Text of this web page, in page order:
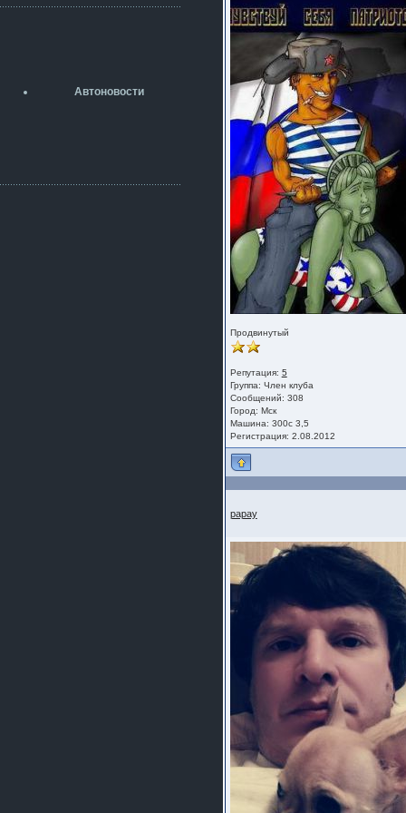
разболтовка 5х114.3 спокойно
А здесь уже кладбищенская тишина...
Автоновости
Продвинутый
Репутация: 5
Группа: Член клуба
Сообщений: 308
Город: Мск
Машина: 300с 3,5
Регистрация: 2.08.2012
papay